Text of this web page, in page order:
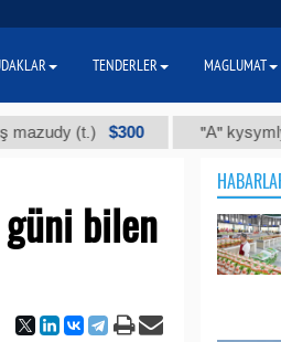
(t.) $300 "А" kysymly
bilen
TENDERLER MAGLUMAT